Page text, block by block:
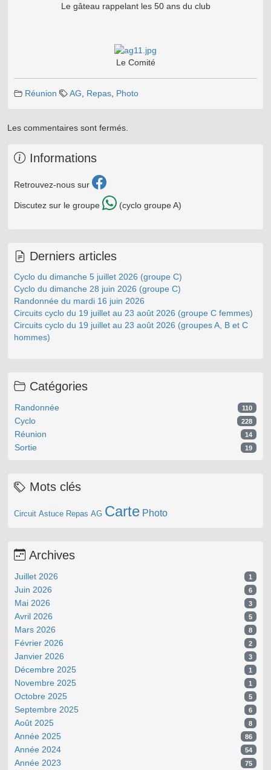
Le gâteau rappelant les 50 ans du club
Le Comité
Réunion AG Repas Photo
Les commentaires sont fermés.
Informations
Retrouvez-nous sur
Discutez sur le groupe (cyclo groupe A)
Derniers articles
Cyclo du dimanche 5 juillet 2026 (groupe C)
Cyclo du dimanche 28 juin 2026 (groupe C)
Randonnée du mardi 16 juin 2026
Circuits cyclo du 19 juillet au 23 août 2026 (groupe C femmes)
Circuits cyclo du 19 juillet au 23 août 2026 (groupes A, B et C
hommes)
Catégories
Randonnée 110
Cyclo 228
Réunion 14
Sortie 19
Mots clés
Circuit Astuce Repas AG Carte Photo
Archives
Juillet 2026 1
Juin 2026 6
Mai 2026 3
Avril 2026 5
Mars 2026 8
Février 2026 2
Janvier 2026 3
Décembre 2025 1
Novembre 2025 1
Octobre 2025 5
Septembre 2025 6
Août 2025 8
Année 2025 86
Année 2024 54
Année 2023 75